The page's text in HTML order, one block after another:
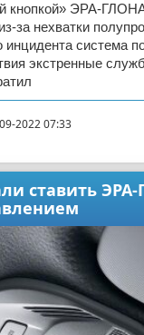
кнопкой» ЭРА-
за нехватки
инцидента система
экстренные
2022 07:33
ставить